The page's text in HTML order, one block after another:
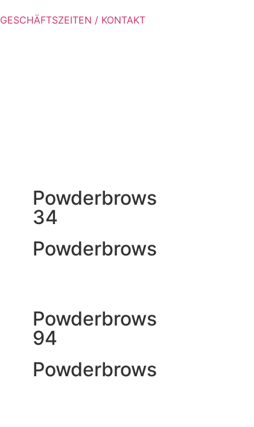
GESCHÄFTSZEITEN / KONTAKT
Powderbrows
34
Powderbrows
Powderbrows
94
Powderbrows